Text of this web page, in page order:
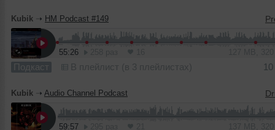
Kubik ➝ HM Podcast #149
55:26
Подкаст В плейлист (в 3 плейлистах)
Kubik ➝ Audio Channel Podcast
59:57